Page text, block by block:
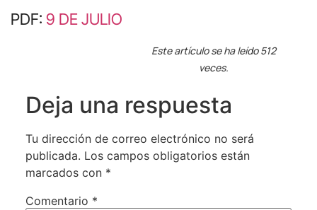
PDF: 9 DE JULIO
Este artículo se ha leído 512
veces.
Deja una respuesta
Tu dirección de correo electrónico no será
publicada. Los campos obligatorios están
marcados con *
Comentario *